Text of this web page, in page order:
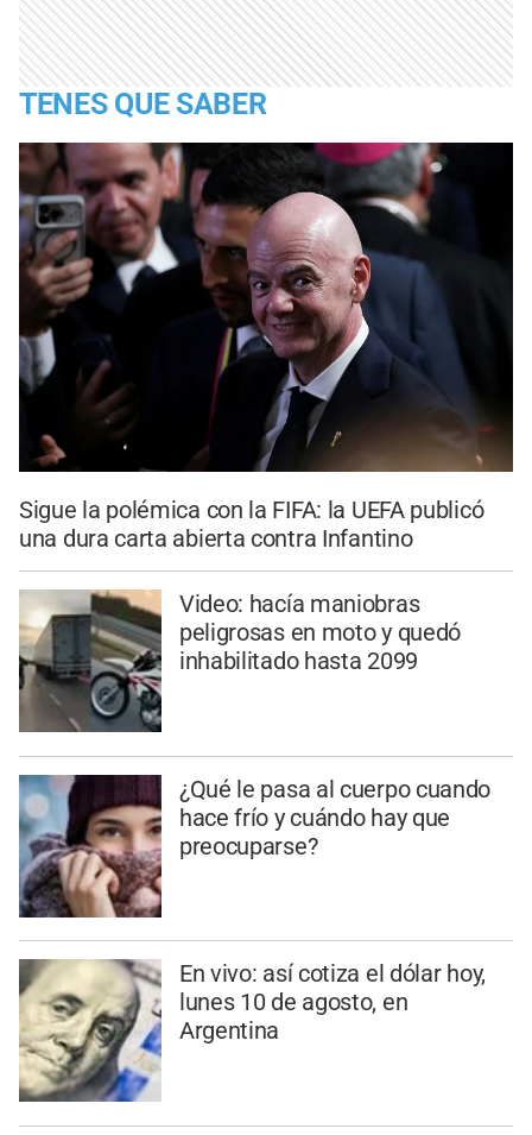
TENES QUE SABER
Sigue la polémica con la FIFA: la UEFA publicó
una dura carta abierta contra Infantino
Video: hacía maniobras
peligrosas en moto y quedó
inhabilitado hasta 2099
¿Qué le pasa al cuerpo cuando
hace frío y cuándo hay que
preocuparse?
En vivo: así cotiza el dólar hoy,
lunes 10 de agosto, en
Argentina